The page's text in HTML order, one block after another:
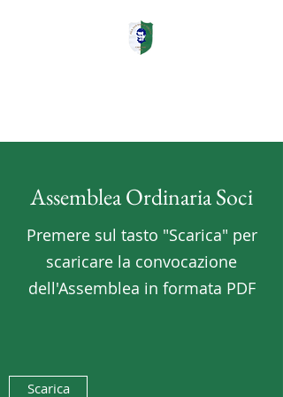
Assemblea Ordinaria Soci
Premere sul tasto "Scarica" per
scaricare la convocazione
dell'Assemblea in formata PDF
Scarica